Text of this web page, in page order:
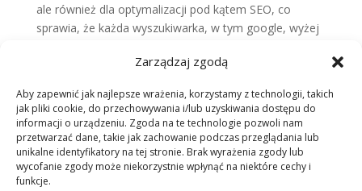
Zarządzaj zgodą
Aby zapewnić jak najlepsze wrażenia, korzystamy z technologii, takich
jak pliki cookie, do przechowywania i/lub uzyskiwania dostępu do
informacji o urządzeniu. Zgoda na te technologie pozwoli nam
przetwarzać dane, takie jak zachowanie podczas przeglądania lub
unikalne identyfikatory na tej stronie. Brak wyrażenia zgody lub
wycofanie zgody może niekorzystnie wpłynąć na niektóre cechy i
funkcje.
ale również dla optymalizacji pod kątem SEO, co
sprawia, że każda wyszukiwarka, w tym google, wyżej
Jak wybrać odpowiedniego
eksperta do sporządzenia
ekspertyzy?
Wybierając eksperta, należy kierować się jego
doświadczeniem oraz przynależnością do
renomowanych organizacji, takich jak Stowarzyszenie